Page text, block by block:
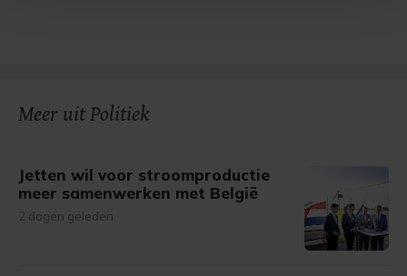
Meer uit Politiek
Jetten wil voor stroomproductie
meer samenwerken met België
2 dagen geleden